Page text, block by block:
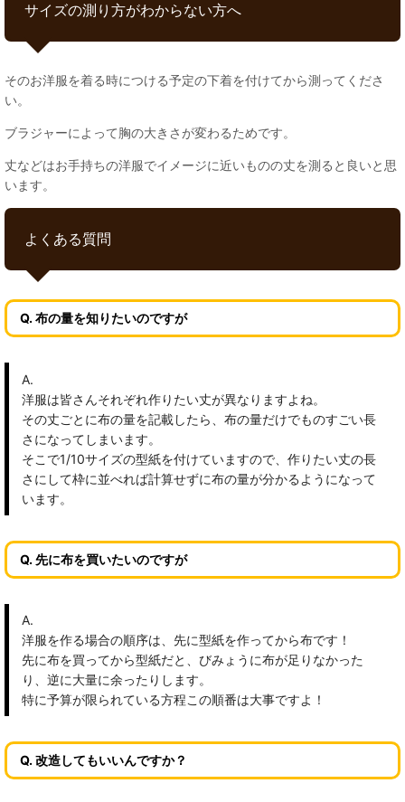
サイズの測り方がわからない方へ
そのお洋服を着る時につける予定の下着を付けてから測ってくださ
い。
ブラジャーによって胸の大きさが変わるためです。
丈などはお手持ちの洋服でイメージに近いものの丈を測ると良いと思
います。
よくある質問
Q. 布の量を知りたいのですが
A.
洋服は皆さんそれぞれ作りたい丈が異なりますよね。
その丈ごとに布の量を記載したら、布の量だけでものすごい長
さになってしまいます。
そこで1/10サイズの型紙を付けていますので、作りたい丈の長
さにして枠に並べれば計算せずに布の量が分かるようになって
います。
Q. 先に布を買いたいのですが
A.
洋服を作る場合の順序は、先に型紙を作ってから布です！
先に布を買ってから型紙だと、びみょうに布が足りなかった
り、逆に大量に余ったりします。
特に予算が限られている方程この順番は大事ですよ！
Q. 改造してもいいんですか？